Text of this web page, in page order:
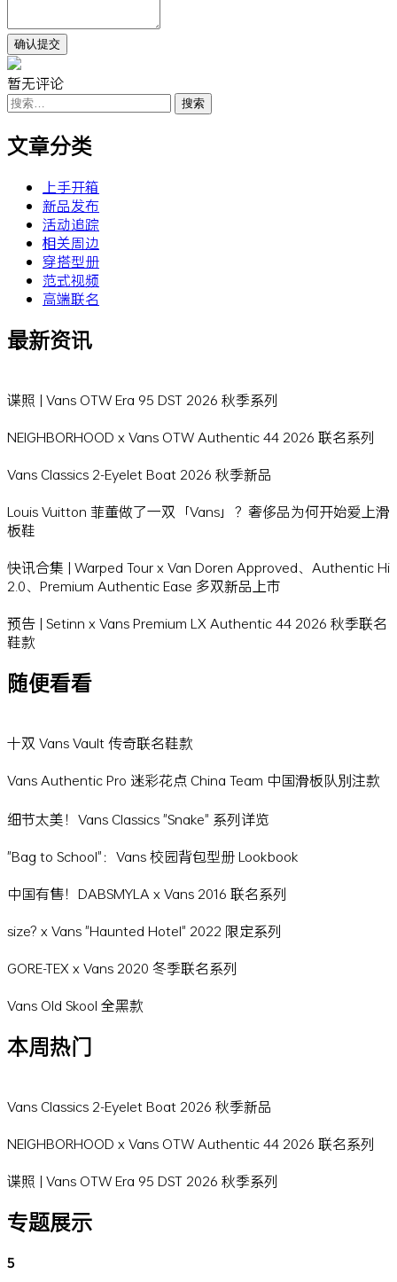
暂无评论
搜
索：
文章分类
上手开箱
新品发布
活动追踪
相关周边
穿搭型册
范式视频
高端联名
最新资讯
谍照 | Vans OTW Era 95 DST 2026 秋季系列
NEIGHBORHOOD x Vans OTW Authentic 44 2026 联名系列
Vans Classics 2-Eyelet Boat 2026 秋季新品
Louis Vuitton 菲董做了一双「Vans」？奢侈品为何开始爱上滑
板鞋
快讯合集 | Warped Tour x Van Doren Approved、Authentic Hi
2.0、Premium Authentic Ease 多双新品上市
预告 | Setinn x Vans Premium LX Authentic 44 2026 秋季联名
鞋款
随便看看
十双 Vans Vault 传奇联名鞋款
Vans Authentic Pro 迷彩花点 China Team 中国滑板队別注款
细节太美！Vans Classics "Snake" 系列详览
"Bag to School"：Vans 校园背包型册 Lookbook
中国有售！DABSMYLA x Vans 2016 联名系列
size? x Vans "Haunted Hotel" 2022 限定系列
GORE-TEX x Vans 2020 冬季联名系列
Vans Old Skool 全黑款
本周热门
Vans Classics 2-Eyelet Boat 2026 秋季新品
NEIGHBORHOOD x Vans OTW Authentic 44 2026 联名系列
谍照 | Vans OTW Era 95 DST 2026 秋季系列
专题展示
5